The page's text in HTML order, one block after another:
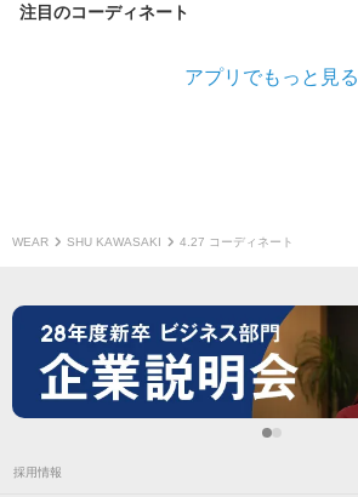
注目のコーディネート
アプリでもっと見る
WEAR SHU KAWASAKI 4.27 コーディネート
採用情報